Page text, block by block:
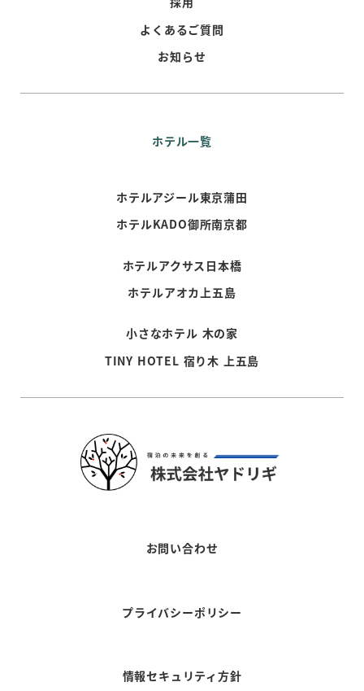
よくあるご質問
お知らせ
ホテル一覧
ホテルアジール東京蒲田
ホテルKADO御所南京都
ホテルアクサス日本橋
ホテルアオカ上五島
小さなホテル 木の家
TINY HOTEL 宿り木 上五島
お問い合わせ
プライバシーポリシー
情報セキュリティ方針